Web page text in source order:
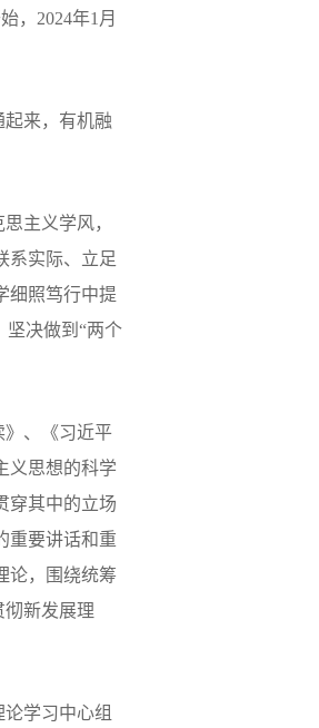
， 2024年1 月
来，有机融
主义学风，
系实际、立足
细照笃行中提
坚决做到 “两个
》、《习近平
义思想的科学
穿其中的立场
重要讲话和重
论，围绕统筹
彻新发展理
学习中心组